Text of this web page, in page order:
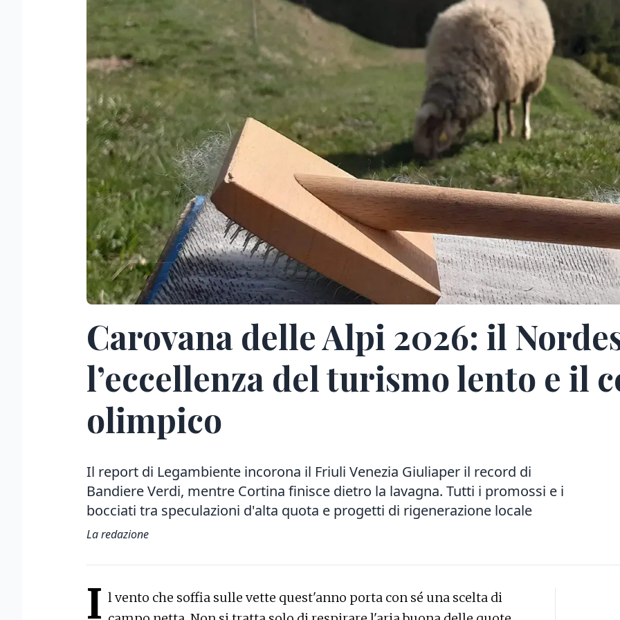
Carovana delle Alpi 2026: il
l’eccellenza del turismo lento e il
olimpico
Il report di Legambiente incorona il Friuli Venezia Giuliaper il record di
Bandiere Verdi, mentre Cortina finisce dietro la lavagna. Tutti i promossi e i
bocciati tra speculazioni d'alta quota e progetti di rigenerazione locale
La redazione
I l vento che soffia sulle vette quest'anno porta con sé una scelta di